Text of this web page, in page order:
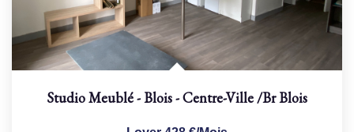
Studio Meublé - Blois - Centre-Ville/brBlois